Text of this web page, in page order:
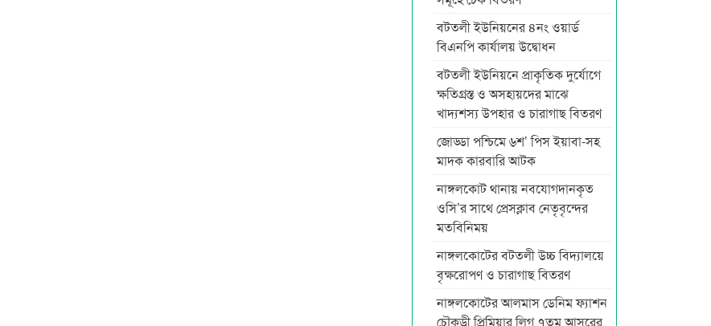
বটতলী ইউনিয়নের ৪নং ওয়ার্ড
বিএনপি কার্যালয় উদ্বোধন
বটতলী ইউনিয়নে প্রাকৃতিক দুর্যোগে
ক্ষতিগ্রস্ত ও অসহায়দের মাঝে
খাদ্যশস্য উপহার ও চারাগাছ বিতরণ
জোড্ডা পশ্চিমে ৬শ’ পিস ইয়াবা-সহ
মাদক কারবারি আটক
নাঙ্গলকোট থানায় নবযোগদানকৃত
ওসি’র সাথে প্রেসক্লাব নেতৃবৃন্দের
মতবিনিময়
নাঙ্গলকোটের বটতলী উচ্চ বিদ্যালয়ে
বৃক্ষরোপণ ও চারাগাছ বিতরণ
নাঙ্গলকোটের আলমাস ডেনিম ফ্যাশন
চৌকুড়ী প্রিমিয়ার লিগ ৭তম আসরের